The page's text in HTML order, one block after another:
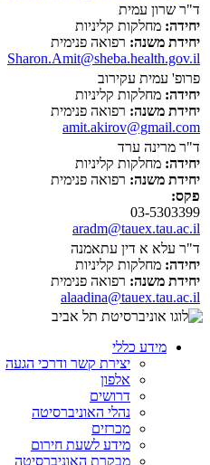
ד"ר שרון עמית
יחידה: מחלקות קליניות
יחידת משנה: רפואה פנימית
Sharon.Amit@sheba.health.gov.il
פרופ' עמית עקירוב
יחידה: מחלקות קליניות
יחידת משנה: רפואה פנימית
amit.akirov@gmail.com
ד"ר מרינה ערד
יחידה: מחלקות קליניות
יחידת משנה: רפואה פנימית
פקס:
03-5303399
aradm@tauex.tau.ac.il
ד"ר עלא א דין עתאמנה
יחידה: מחלקות קליניות
יחידת משנה: רפואה פנימית
alaadina@tauex.tau.ac.il
מידע כללי
יצירת קשר ודרכי הגעה
אלפון
דרושים
נהלי האוניברסיטה
מכרזים
מידע לשעת חירום
מבקרת האוניברסיטה